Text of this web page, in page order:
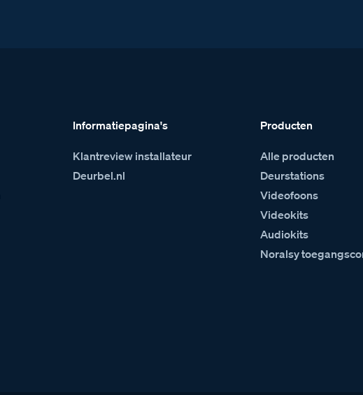
Informatiepagina's
Klantreview installateur
Deurbel.nl
Producten
Alle producten
Deurstations
Videofoons
Videokits
Audiokits
Noralsy